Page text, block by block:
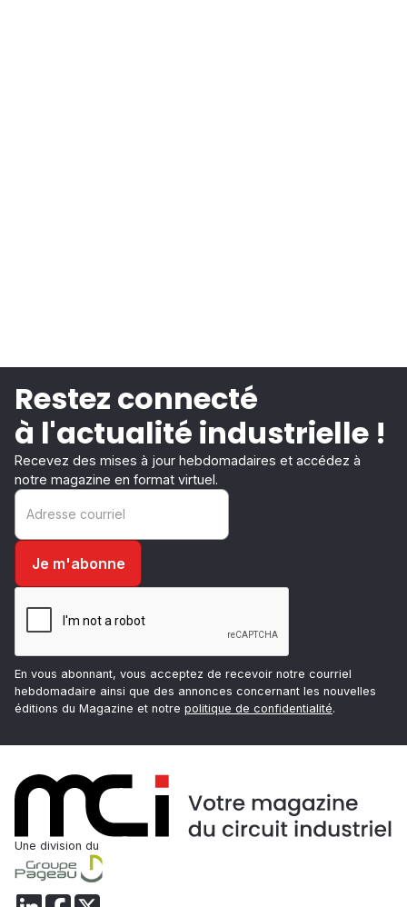
Restez connecté
à l'actualité industrielle !
Recevez des mises à jour hebdomadaires et accédez à
notre magazine en format virtuel.
En vous abonnant, vous acceptez de recevoir notre courriel
hebdomadaire ainsi que des annonces concernant les nouvelles
éditions du Magazine et notre politique de confidentialité.
Une division du